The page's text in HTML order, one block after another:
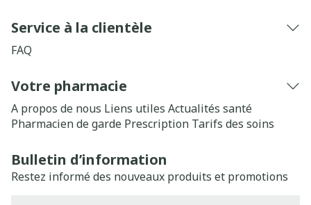
Service à la clientèle
FAQ
Votre pharmacie
A propos de nous Liens utiles Actualités santé
Pharmacien de garde Prescription Tarifs des soins
Bulletin d’information
Restez informé des nouveaux produits et promotions